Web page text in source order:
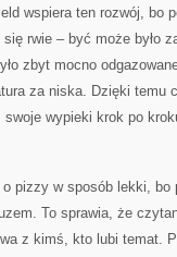
wspiera ten rozwój, bo
rwie – być może było
zbyt mocno
za niska. Dzięki temu
wypieki krok po
pizzy w sposób lekki,
To sprawia, że
z kimś, kto lubi temat.